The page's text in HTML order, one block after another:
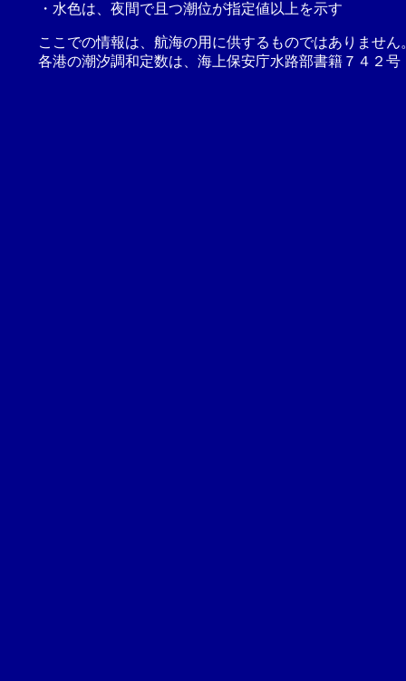
・水色は、夜間で且つ潮位が指定値以上を示す
ここでの情報は、航海の用に供するものではありませ
各港の潮汐調和定数は、海上保安庁水路部書籍７４２